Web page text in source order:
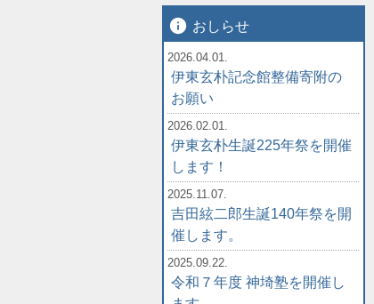
info おしらせ
2026.04.01.
伊東玄朴記念館整備寄附の
お願い
2026.02.01.
伊東玄朴生誕225年祭を開催
します！
2025.11.07.
吉田絃二郎生誕140年祭を開
催します。
2025.09.22.
令和７年度 神埼塾を開催し